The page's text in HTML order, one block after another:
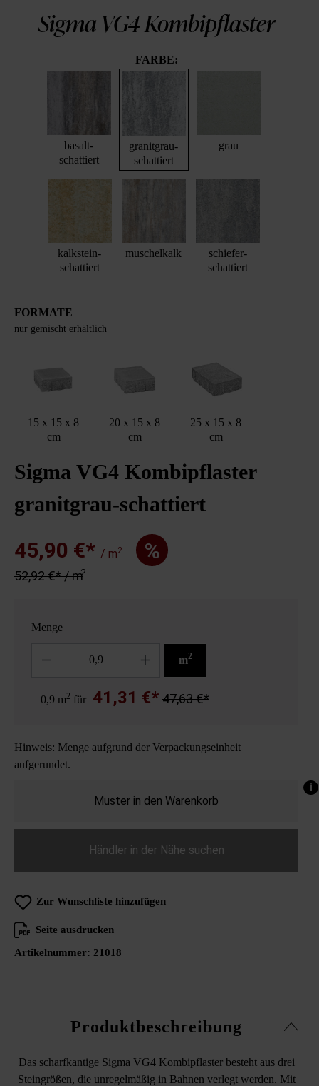
Sigma VG4 Kombipflaster
FARBE:
basalt-
schattiert
granitgrau-
schattiert
grau
kalkstein-
schattiert
muschelkalk
schiefer-
schattiert
FORMATE
nur gemischt erhältlich
15 x 15 x 8
cm
20 x 15 x 8
cm
25 x 15 x 8
cm
Sigma VG4 Kombipflaster
granitgrau-schattiert
45,90 €* / m2 %
52,92 €* / m2
Menge
m2
= 0,9 m2 für 41,31 €* 47,63 €*
Hinweis: Menge aufgrund der Verpackungseinheit
aufgerundet.
Muster in den Warenkorb
i
Händler in der Nähe suchen
Zur Wunschliste hinzufügen
Seite ausdrucken
Artikelnummer: 21018
Produktbeschreibung
Das scharfkantige Sigma VG4 Kombipflaster besteht aus drei
Steingrößen, die unregelmäßig in Bahnen verlegt werden. Mit